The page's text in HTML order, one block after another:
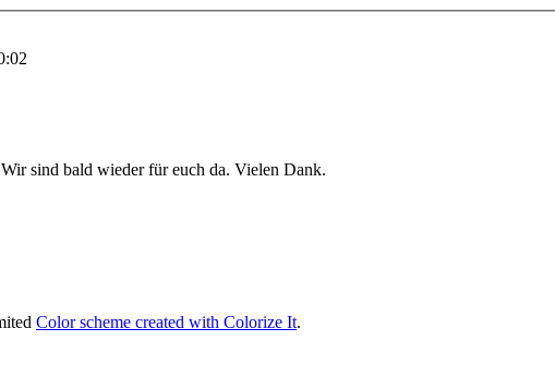
sind bald wieder für euch da. Vielen Dank.
Color scheme created with Colorize It.